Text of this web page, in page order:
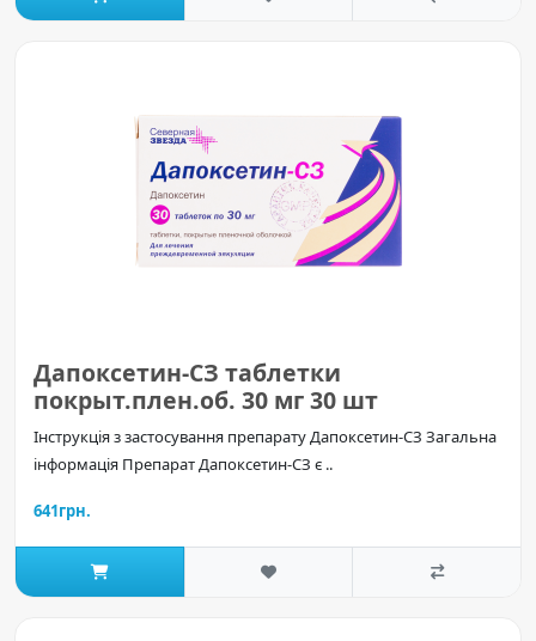
Дапоксетин-СЗ таблетки
покрыт.плен.об. 30 мг 30 шт
Інструкція з застосування препарату Дапоксетин-СЗ Загальна
інформація Препарат Дапоксетин-СЗ є ..
641грн.